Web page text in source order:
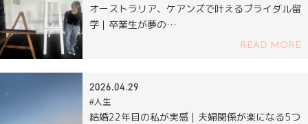
オーストラリア、ケアンズで叶えるブライダル留
学｜卒業生が夢の…
READ MORE
2026.04.29
#人生
結婚22年目の私が実感｜夫婦関係が楽になる5つ